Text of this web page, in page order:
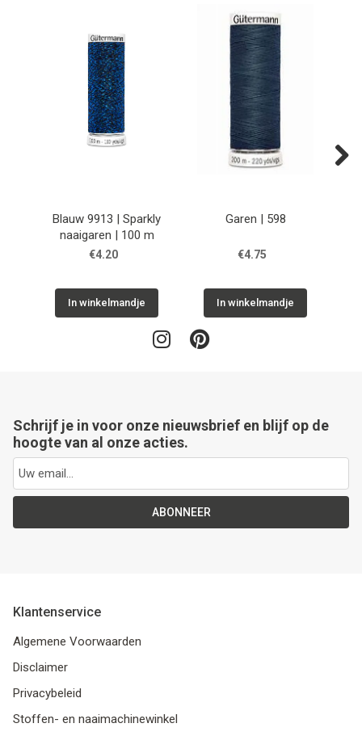
Blauw 9913 | Sparkly
naaigaren | 100 m
€4.20
In winkelmandje
Garen | 598
€4.75
In winkelmandje
Schrijf je in voor onze nieuwsbrief en blijf op de
hoogte van al onze acties.
ABONNEER
Klantenservice
Algemene Voorwaarden
Disclaimer
Privacybeleid
Stoffen- en naaimachinewinkel